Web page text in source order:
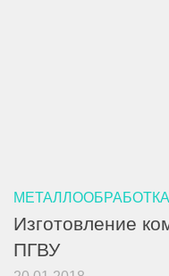
МЕТАЛЛООБРАБОТКА
Изготовление
ПГВУ